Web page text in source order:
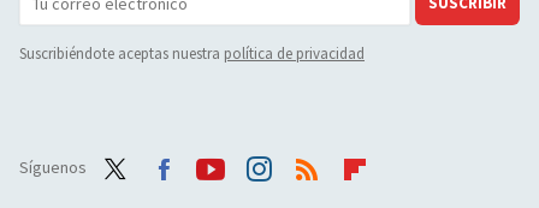
Suscribiéndote aceptas nuestra política de privacidad
Síguenos